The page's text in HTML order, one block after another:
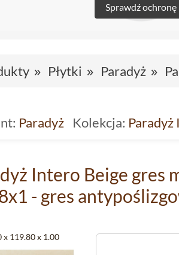
Sprawdź ochronę
Płytki Paradyż
Paradyż Kolekcja:
Intero Beige gres
- gres
x 119.80 x 1.00